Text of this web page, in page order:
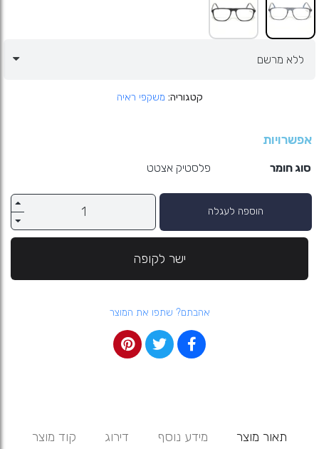
קטגוריה משקפי ראיה
אפשרויות
סוג חומר פלסטיק אצטט
הוספה לעגלה
ישר לקופה
אהבתם? שתפו את המוצר
תאור מוצר מידע נוסף דירוג קוד מוצר